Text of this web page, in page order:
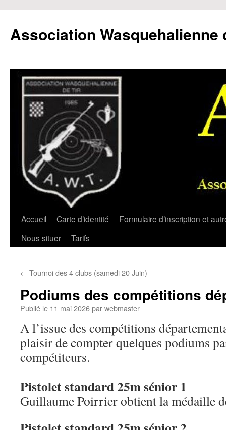
contenu
Association Wasquehalienne
Accueil Carte d’identité
Formulaire d’inscription et
Nous situer
Tarifs
← Tournoi des 4 clubs (samedi 20 Juin)
Podiums des compétitions
Publié le 11 mai 2026parwebmaster
A l’issue des compétitions
plaisir de compter quelques podiums
compétiteurs.
Pistolet standard 25m sénior 1
Guillaume Poirrier obtient la médaille